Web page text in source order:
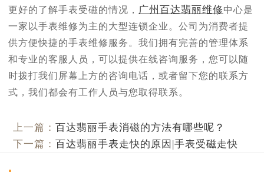
更好的了解手表受磁的情况， 广州百达翡丽维修中心是
一家以手表维修为主的大型连锁企业。公司为消费者提
供方便快捷的手表维修服务。我们拥有完善的管理体系
和专业的客服人员，可以提供在线咨询服务，您可以随
时拨打我们屏幕上方的咨询电话，或者留下您的联系方
式，我们都会有工作人员与您取得联系。
上一篇：百达翡丽手表消磁的方法有哪些呢？
下一篇：百达翡丽手表走快的原因|手表受磁走快